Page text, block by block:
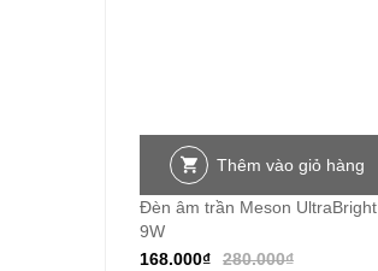
Thêm vào giỏ hàng
Đèn âm trần Meson UltraBright
9W
280.000₫
168.000₫